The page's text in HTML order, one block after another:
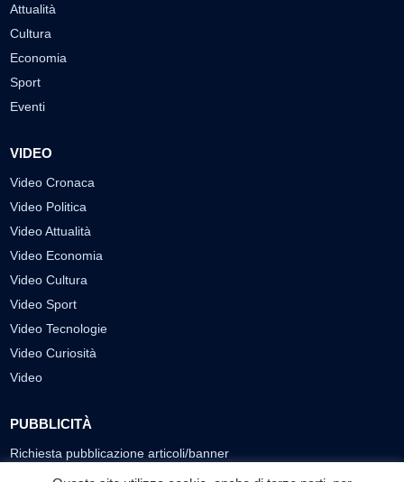
Attualità
Cultura
Economia
Sport
Eventi
VIDEO
Video Cronaca
Video Politica
Video Attualità
Video Economia
Video Cultura
Video Sport
Video Tecnologie
Video Curiosità
Video
PUBBLICITÀ
Richiesta pubblicazione articoli/banner